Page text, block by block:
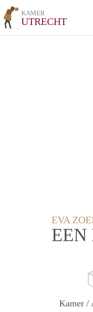
KAMER
UTRECHT
EVA
EEN
Kamer /